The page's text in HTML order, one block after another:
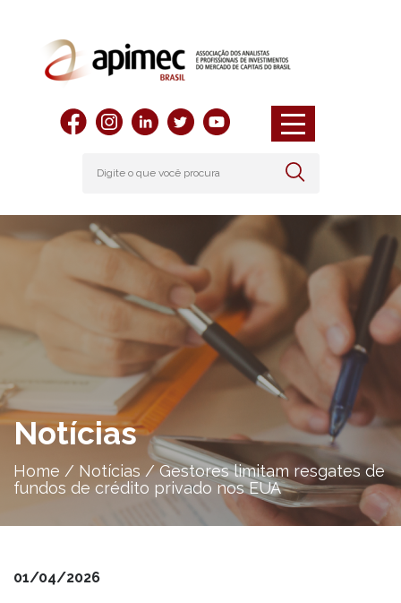
Notícias
Home / Notícias /Gestores limitam resgates de
fundos de crédito privado nos EUA
01/04/2026